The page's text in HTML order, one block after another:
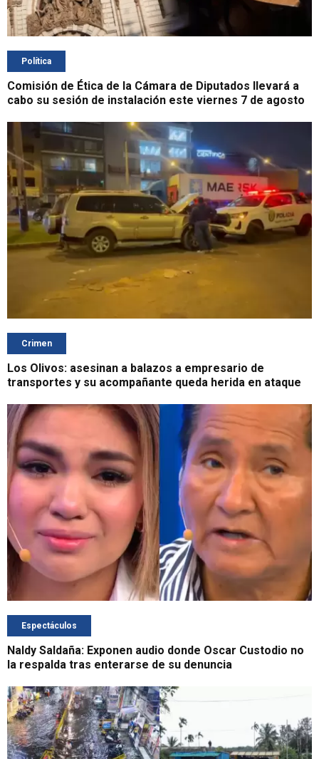
Política
Comisión de Ética de la Cámara de Diputados llevará a
cabo su sesión de instalación este viernes 7 de agosto
Crimen
Los Olivos: asesinan a balazos a empresario de
transportes y su acompañante queda herida en ataque
Espectáculos
Naldy Saldaña: Exponen audio donde Oscar Custodio no
la respalda tras enterarse de su denuncia